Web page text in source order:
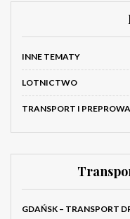
INNE TEMATY
LOTNICTWO
TRANSPORT I
GDAŃSK – TRANSPORT